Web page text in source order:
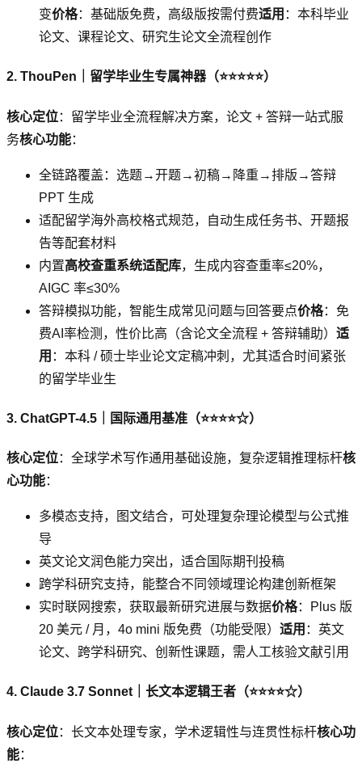
变价格：基础版免费，高级版按需付费适用 ：本科毕业
论文、课程论文、研究生论文全流程创作
2. ThouPen｜留学毕业生专属神器（⭐⭐⭐⭐⭐）
核心定位：留学毕业全流程解决方案，论文 + 答辩一站式服
务核心功能：
全链路覆盖：选题→开题→初稿→降重→排版→答辩
PPT 生成
适配留学海外高校格式规范，自动生成任务书、开题报
告等配套材料
内置高校查重系统适配库，生成内容查重率≤20%，
AIGC 率≤30%
答辩模拟功能，智能生成常见问题与回答要点价格：免
费AI率检测，性价比高（含论文全流程 + 答辩辅助） 适
用 ：本科 / 硕士毕业论文定稿冲刺，尤其适合时间紧张
的留学毕业生
3. ChatGPT-4.5｜国际通用基准（⭐⭐⭐⭐☆）
核心定位：全球学术写作通用基础设施，复杂逻辑推理标杆核
心功能：
多模态支持，图文结合，可处理复杂理论模型与公式推
导
英文论文润色能力突出，适合国际期刊投稿
跨学科研究支持，能整合不同领域理论构建创新框架
实时联网搜索，获取最新研究进展与数据价格：Plus 版
20 美元 / 月，4o mini 版免费（功能受限） 适用 ：英文
论文、跨学科研究、创新性课题，需人工核验文献引用
4. Claude 3.7 Sonnet｜长文本逻辑王者（⭐⭐⭐⭐☆）
核心定位：长文本处理专家，学术逻辑性与连贯性标杆核心功
能：